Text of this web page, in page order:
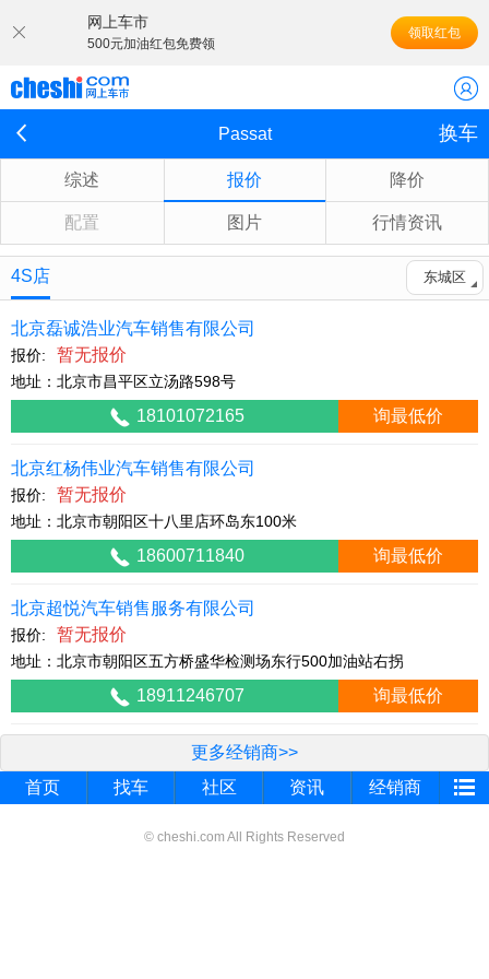
网上车市
500元加油红包免费领
领取红包
Passat 换车
综述 报价 降价
配置 图片 行情资讯
4S店 东城区
北京磊诚浩业汽车销售有限公司
报价: 暂无报价
地址：北京市昌平区立汤路598号
18101072165 询最低价
北京红杨伟业汽车销售有限公司
报价: 暂无报价
地址：北京市朝阳区十八里店环岛东100米
18600711840 询最低价
北京超悦汽车销售服务有限公司
报价: 暂无报价
地址：北京市朝阳区五方桥盛华检测场东行500加油站右拐
18911246707 询最低价
更多经销商>>
首页
找车 社区 资讯 经销商
© cheshi.com All Rights Reserved